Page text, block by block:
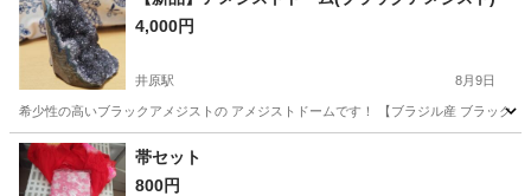
4,000円
井原駅 8月9日
希少性の高いブラックアメジストの アメジストドームです！ 【ブラジル産 ブラック
岡山 井原市 井原駅
帯セット
800円